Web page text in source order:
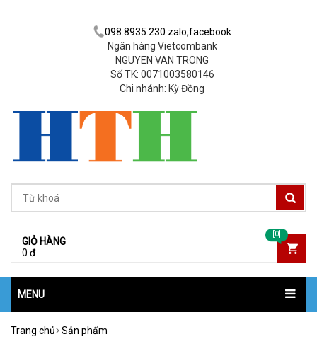
098.8935.230 zalo,facebook
Ngân hàng Vietcombank
NGUYEN VAN TRONG
Số TK: 0071003580146
Chi nhánh: Kỳ Đồng
GIỎ HÀNG
0 đ
[0]
MENU
Trang chủ Sản phẩm